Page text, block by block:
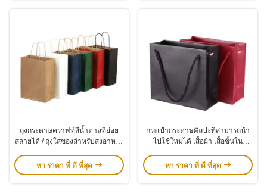
ถุงกระดาษคราฟท์สีน้ำตาลที่ย่อย
สลายได้ / ถุงใส่ของสำหรับส่งอาหาร
หา ราคา ที่ ดี ที่สุด
กระเป๋ากระดาษศิลปะที่สามารถนํา
ไปใช้ใหม่ได้ เสื้อผ้า เสื้อชั้นใน
ขวัญ
หา ราคา ที่ ดี ที่สุด